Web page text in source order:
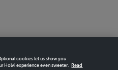
cookies let us show you
Holvi experience even sweeter.
Read